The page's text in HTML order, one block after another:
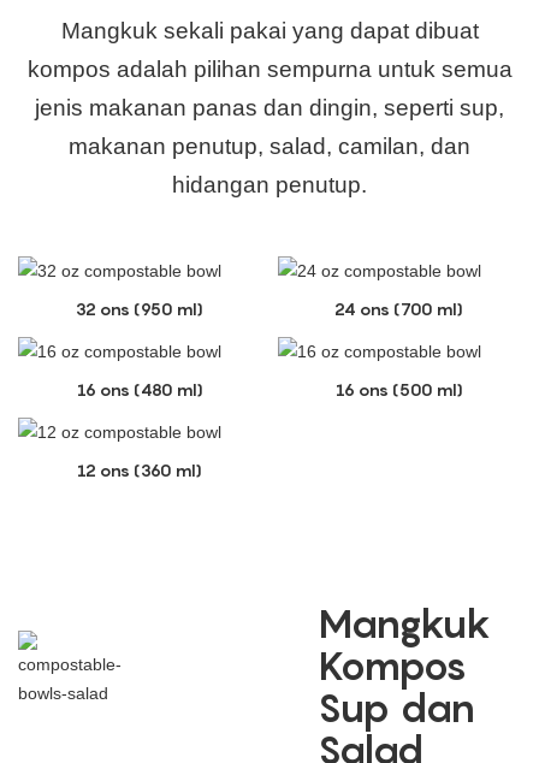
Mangkuk sekali pakai yang dapat dibuat
kompos adalah pilihan sempurna untuk semua
jenis makanan panas dan dingin, seperti sup,
makanan penutup, salad, camilan, dan
hidangan penutup.
32 ons (950 ml) 24 ons (700 ml)
16 ons (480 ml) 16 ons (500 ml)
12 ons (360 ml)
Mangkuk
Kompos
Sup dan
Salad